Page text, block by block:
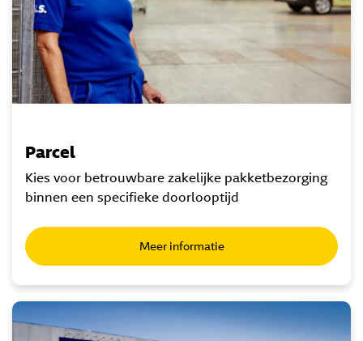
Parcel
Kies voor betrouwbare zakelijke pakketbezorging
binnen een specifieke doorlooptijd
Meer informatie